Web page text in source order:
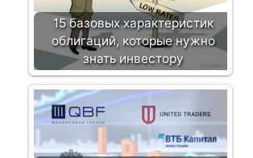
15 базовых характеристик
облигаций, которые нужно
знать инвестору